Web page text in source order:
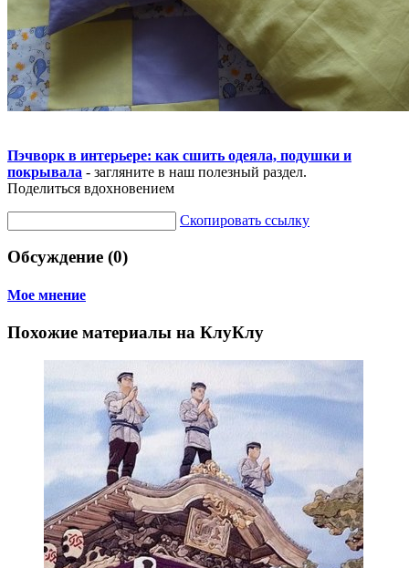
Пэчворк в интерьере: как сшить одеяла, подушки и
покрывала - загляните в наш полезный раздел.
Поделиться вдохновением
Скопировать ссылку
Обсуждение (0)
Мое мнение
Похожие материалы на КлуКлу